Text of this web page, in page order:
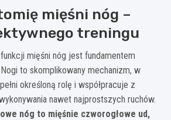
mięśni nóg –
treningu
mięśni nóg jest fundamentem
to skomplikowany mechanizm, w
określoną rolę i współpracuje z
nawet najprostszych ruchów.
nóg to mięśnie czworogłowe ud,